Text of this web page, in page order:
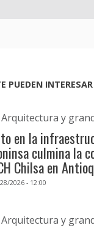
PUEDEN INTERESAR
Arquitectura y
en la
culmina la
Chilsa en
2026 - 12:00
Arquitectura y